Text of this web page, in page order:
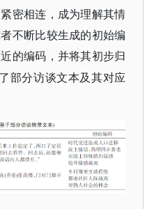
密相连，成为理解其情
不断比较生成的初始编
的编码，并将其初步归
部分访谈文本及其对应